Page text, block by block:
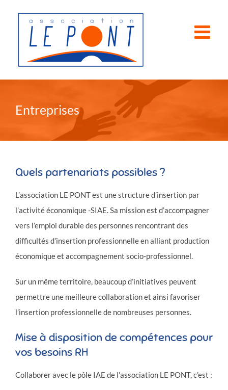
Entreprises
Quels partenariats possibles ?
L’association LE PONT est une structure d’insertion par
l’activité économique -SIAE. Sa mission est d’accompagner
vers l’emploi durable des personnes rencontrant des
difficultés d’insertion professionnelle en alliant production
économique et accompagnement socio-professionnel.
Sur un même territoire, beaucoup d’initiatives peuvent
permettre une meilleure collaboration et ainsi favoriser
l’insertion professionnelle de nombreuses personnes.
Mise à disposition de compétences pour
vos besoins RH
Collaborer avec le pôle IAE de l’association LE PONT, c’est :